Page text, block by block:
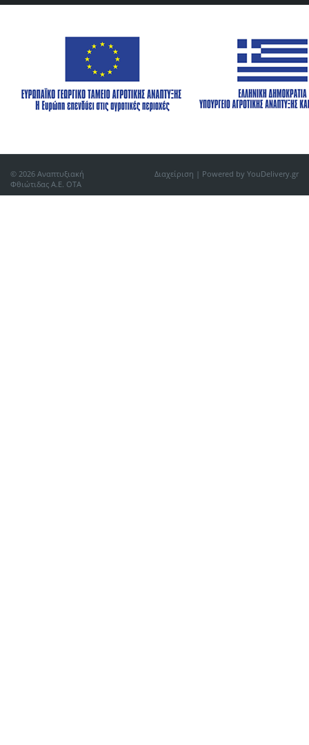
© 2026 Αναπτυξιακή
Φθιώτιδας Α.Ε. ΟΤΑ
Διαχείριση | Powered by YouDelivery.gr